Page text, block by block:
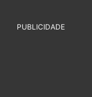
PUBLICIDADE